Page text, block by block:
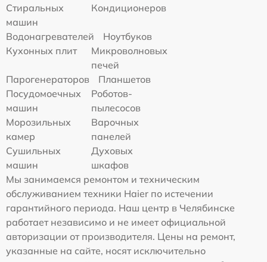
Стиральных
машин
Кондиционеров
Водонагревателей
Ноутбуков
Кухонных плит
Микроволновых
печей
Парогенераторов
Планшетов
Посудомоечных
машин
Роботов-
пылесосов
Морозильных
камер
Варочных
панелей
Сушильных
машин
Духовых
шкафов
Мы занимаемся ремонтом и техническим
обслуживанием техники Haier по истечении
гарантийного периода. Наш центр в Челябинске
работает независимо и не имеет официальной
авторизации от производителя. Цены на ремонт,
указанные на сайте, носят исключительно